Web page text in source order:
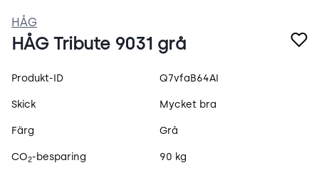
HÅG
HÅG Tribute 9031 grå
Produktspecifikation
Produkt-ID Q7vfaB64AI
Skick Mycket bra
Färg Grå
CO2-besparing 90 kg